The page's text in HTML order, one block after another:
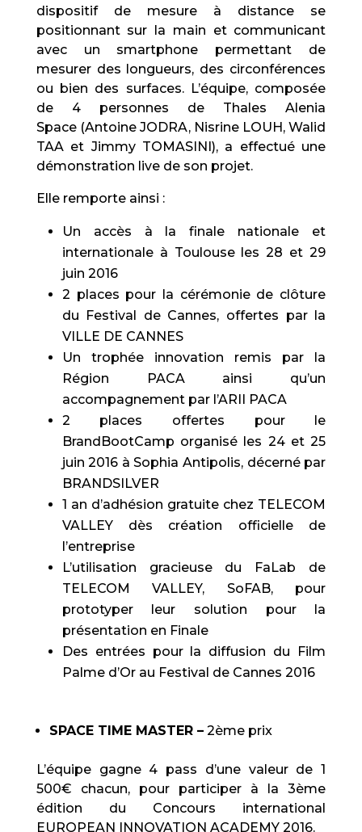
dispositif de mesure à distance se
positionnant sur la main et communicant
avec un smartphone permettant de
mesurer des longueurs, des circonférences
ou bien des surfaces. L’équipe, composée
de 4 personnes de Thales Alenia
Space (Antoine JODRA, Nisrine LOUH, Walid
TAA et Jimmy TOMASINI), a effectué une
démonstration live de son projet.
Elle remporte ainsi :
Un accès à la finale nationale et
internationale à Toulouse les 28 et 29
juin 2016
2 places pour la cérémonie de clôture
du Festival de Cannes, offertes par la
VILLE DE CANNES
Un trophée innovation remis par la
Région PACA ainsi qu’un
accompagnement par l’ARII PACA
2 places offertes pour le
BrandBootCamp organisé les 24 et 25
juin 2016 à Sophia Antipolis, décerné par
BRANDSILVER
1 an d’adhésion gratuite chez TELECOM
VALLEY dès création officielle de
l’entreprise
L’utilisation gracieuse du FaLab de
TELECOM VALLEY, SoFAB, pour
prototyper leur solution pour la
présentation en Finale
Des entrées pour la diffusion du Film
Palme d’Or au Festival de Cannes 2016
SPACE TIME MASTER –2ème prix
L’équipe gagne 4 pass d’une valeur de 1
500€ chacun, pour participer à la 3ème
édition du Concours international
EUROPEAN INNOVATION ACADEMY 2016.